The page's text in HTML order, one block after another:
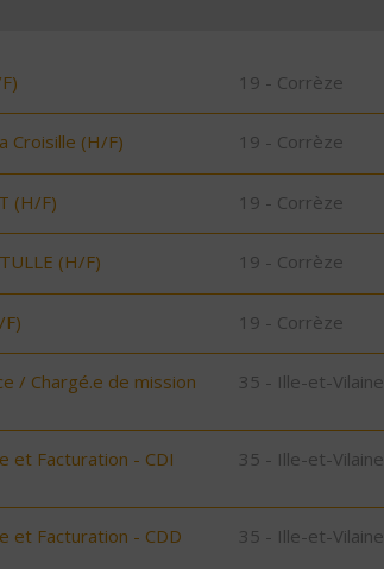
19 - Corrèze
Croisille (H/F) 19 - Corrèze
(H/F) 19 - Corrèze
(H/F) 19 - Corrèze
19 - Corrèze
/ Chargé.e de mission
35 - Ille-et-Vilaine
et Facturation - CDI
35 - Ille-et-Vilaine
et Facturation - CDD
35 - Ille-et-Vilaine